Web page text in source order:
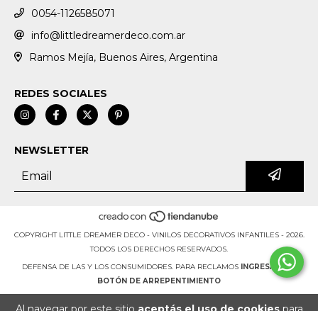
0054-1126585071
info@littledreamerdeco.com.ar
Ramos Mejía, Buenos Aires, Argentina
REDES SOCIALES
NEWSLETTER
COPYRIGHT LITTLE DREAMER DECO - VINILOS DECORATIVOS INFANTILES - 2026.
TODOS LOS DERECHOS RESERVADOS.
DEFENSA DE LAS Y LOS CONSUMIDORES. PARA RECLAMOS
INGRESÁ ACÁ.
BOTÓN DE ARREPENTIMIENTO